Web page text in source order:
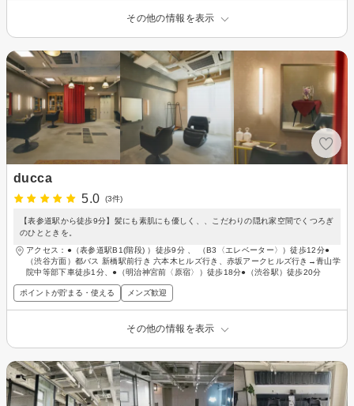
その他の情報を表示
ducca
5.0
(3件)
【表参道駅から徒歩9分】髪にも素肌にも優しく、、こだわりの隠れ家空間でくつろぎ
のひとときを。
アクセス：●（表参道駅B1(階段) ）徒歩9分 、 （B3〈エレベーター〉）徒歩12分●
（渋谷方面）都バス 新橋駅前行き 六本木ヒルズ行き、赤坂アークヒルズ行き→青山学
院中等部下車徒歩1分、●（明治神宮前〈原宿〉）徒歩18分●（渋谷駅）徒歩20分
ポイントが貯まる・使える メンズ歓迎
その他の情報を表示